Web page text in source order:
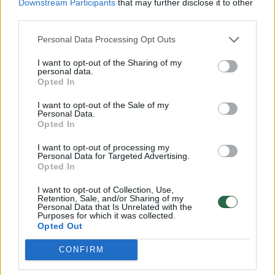
Downstream Participants that may further disclose it to other
Personal Data Processing Opt Outs
I want to opt-out of the Sharing of my
personal data.
Opted In
I want to opt-out of the Sale of my
Personal Data.
Opted In
I want to opt-out of processing my
Personal Data for Targeted Advertising.
Opted In
I want to opt-out of Collection, Use,
Retention, Sale, and/or Sharing of my
Personal Data that Is Unrelated with the
Purposes for which it was collected.
Opted Out
CONFIRM
Rodyti komentarus
Prisijungti komentatoriams
Pasaulis Rytai-Vakarai